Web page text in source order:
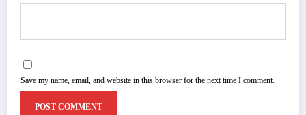
Save my name, email, and website in this browser for the next time I comment.